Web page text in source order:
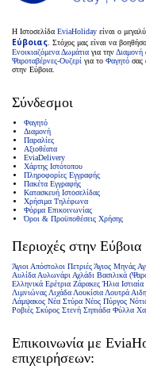
H Ιστοσελίδα EviaHoliday είναι ο
Εύβοιας. Στόχος μας είναι να
Ενοικιαζόμενα Δωμάτια για τηνΔιαμονή
Ψαροταβέρνες-Ουζερί για το Φαγητό σας
στην Εύβοια.
Σύνδεσμοι
Φαγητό
Διαμονή
Παραλίες
Αξιοθέατα
EviaDelivery
Χάρτης Ιστότοπου
Πληροφορίες Εγγραφής
Πακέτα Εγγραφής
Κατασκευή Ιστοσελίδας
Χρήσιμα Τηλέφωνα
Φόρμα Επικοινωνίας
Όροι & Προϋποθέσεις Xρήσης
Περιοχές στην Εύβοια
Άγιοι Απόστολοι ΠετριέςΆγιος Μηνάς
ΑυλίδαΑυλωνάριΑχλάδι Βασιλικά
Ελληνικά Ερέτρια ΖάρακεςΉλια Ιστιαία
ΛιμνιώναςΛιχάδαΛουκίσιαΛουτρά
Λάμψακος Νέα Στύρα Νέος Πύργος
Ροβιές Σκύρος Στενή Σηπιάδα Φύλλα
Επικοινωνία με
επιχειρήσεων: